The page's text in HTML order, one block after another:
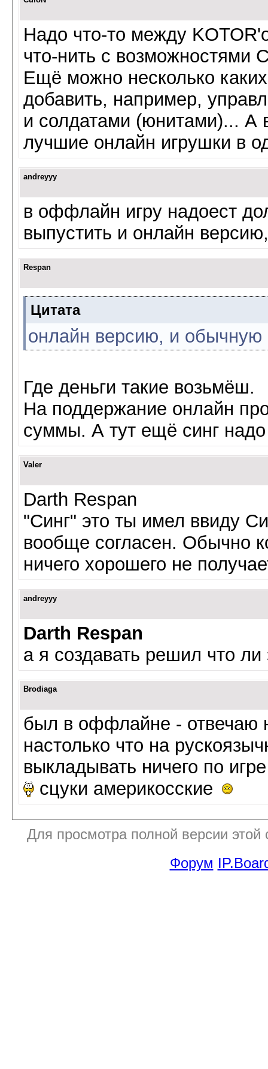
Надо что-то между
что-нить с возможностями
Ещё можно несколько
добавить, например,
и солдатами (юнитами)... А
лучшие онлайн игрушки в
andreyyy
в оффлайн игру надоест
выпустить и онлайн
Respan
Цитата
онлайн версию, и обычную
Где деньги такие возьмёш.
На поддержание онлайн
суммы. А тут ещё синг
Valer
Darth Respan
"Синг" это ты имел ввиду
вообще согласен. Обычно
ничего хорошего не
andreyyy
Darth Respan
а я создавать решил что
Brodiaga
был в оффлайне - отвечаю
настолько что на
выкладывать ничего по
сцуки америкосские
Для просмотра полной версии
Форум